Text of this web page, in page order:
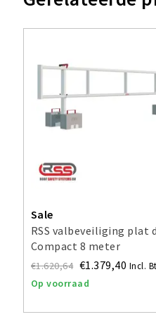
Sale
RSS valbeveiliging plat
Compact 8 meter
€1.620,64 €1.379,40 Incl.
Op voorraad